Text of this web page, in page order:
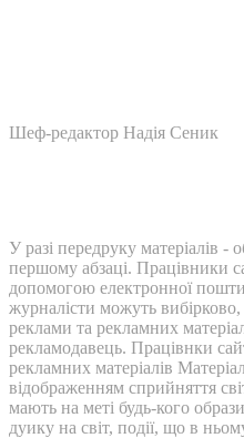
Шеф-редактор Надія Сеник
У разі передруку матеріалів -
першому абзаці. Працівники
допомогою електронної
журналісти можуть вибірково,
реклами та рекламних
рекламодавець. Працівнки
рекламних матеріалів
відображенням сприйняття
мають на меті будь-кого
дуику на світ, події, що в